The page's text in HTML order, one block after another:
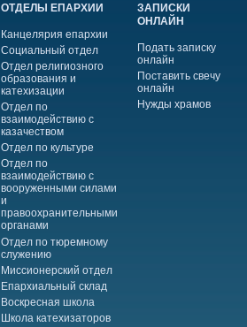
ОТДЕЛЫ ЕПАРХИИ
Канцелярия епархии
Социальный отдел
Отдел религиозного
образования и
катехизации
Отдел по
взаимодействию с
казачеством
Отдел по культуре
Отдел по
взаимодействию с
вооруженными силами
и
правоохранительными
органами
Отдел по тюремному
служению
Миссионерский отдел
Епархиальный склад
Воскресная школа
Школа катехизаторов
ЗАПИСКИ
ОНЛАЙН
Подать записку
онлайн
Поставить свечу
онлайн
Нужды храмов